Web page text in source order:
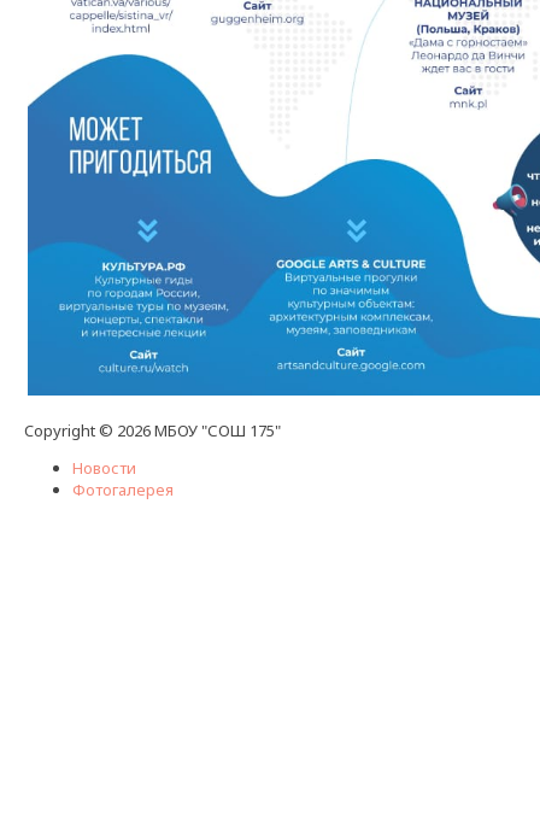
Copyright © 2026 МБОУ "СОШ 175"
Новости
Фотогалерея